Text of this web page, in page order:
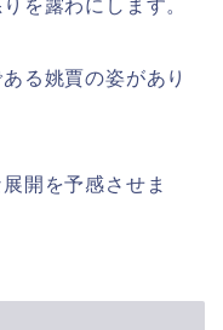
を露わにします。
る姚賈の姿があり
開を予感させま